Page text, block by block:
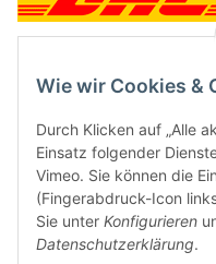
Neben dem Onlineshop
Frontline Games
Färbereiweg 3A
24358 Hütten
Wie wir Cookies &
Durch Klicken auf „Alle
Einsatz folgender
Vimeo. Sie können die
(Fingerabdruck-Icon
Sie unter Konfigurieren
Datenschutzerklärung.